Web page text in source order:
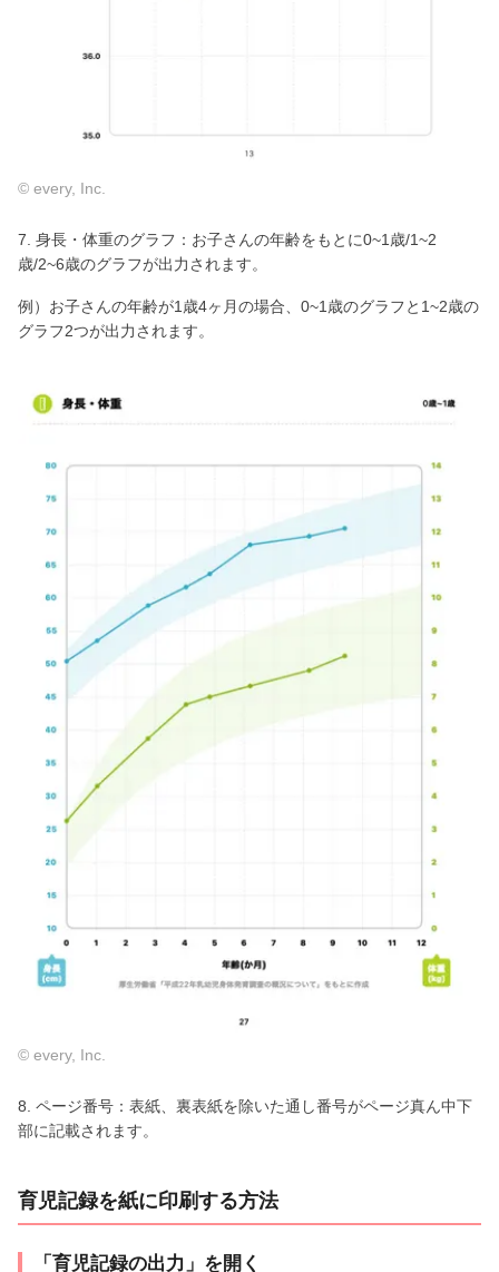
© every, Inc.
7. 身長・体重のグラフ：お子さんの年齢をもとに0~1歳/1~2
歳/2~6歳のグラフが出力されます。
例）お子さんの年齢が1歳4ヶ月の場合、0~1歳のグラフと1~2歳の
グラフ2つが出力されます。
© every, Inc.
8. ページ番号：表紙、裏表紙を除いた通し番号がページ真ん中下
部に記載されます。
育児記録を紙に印刷する方法
「育児記録の出力」を開く